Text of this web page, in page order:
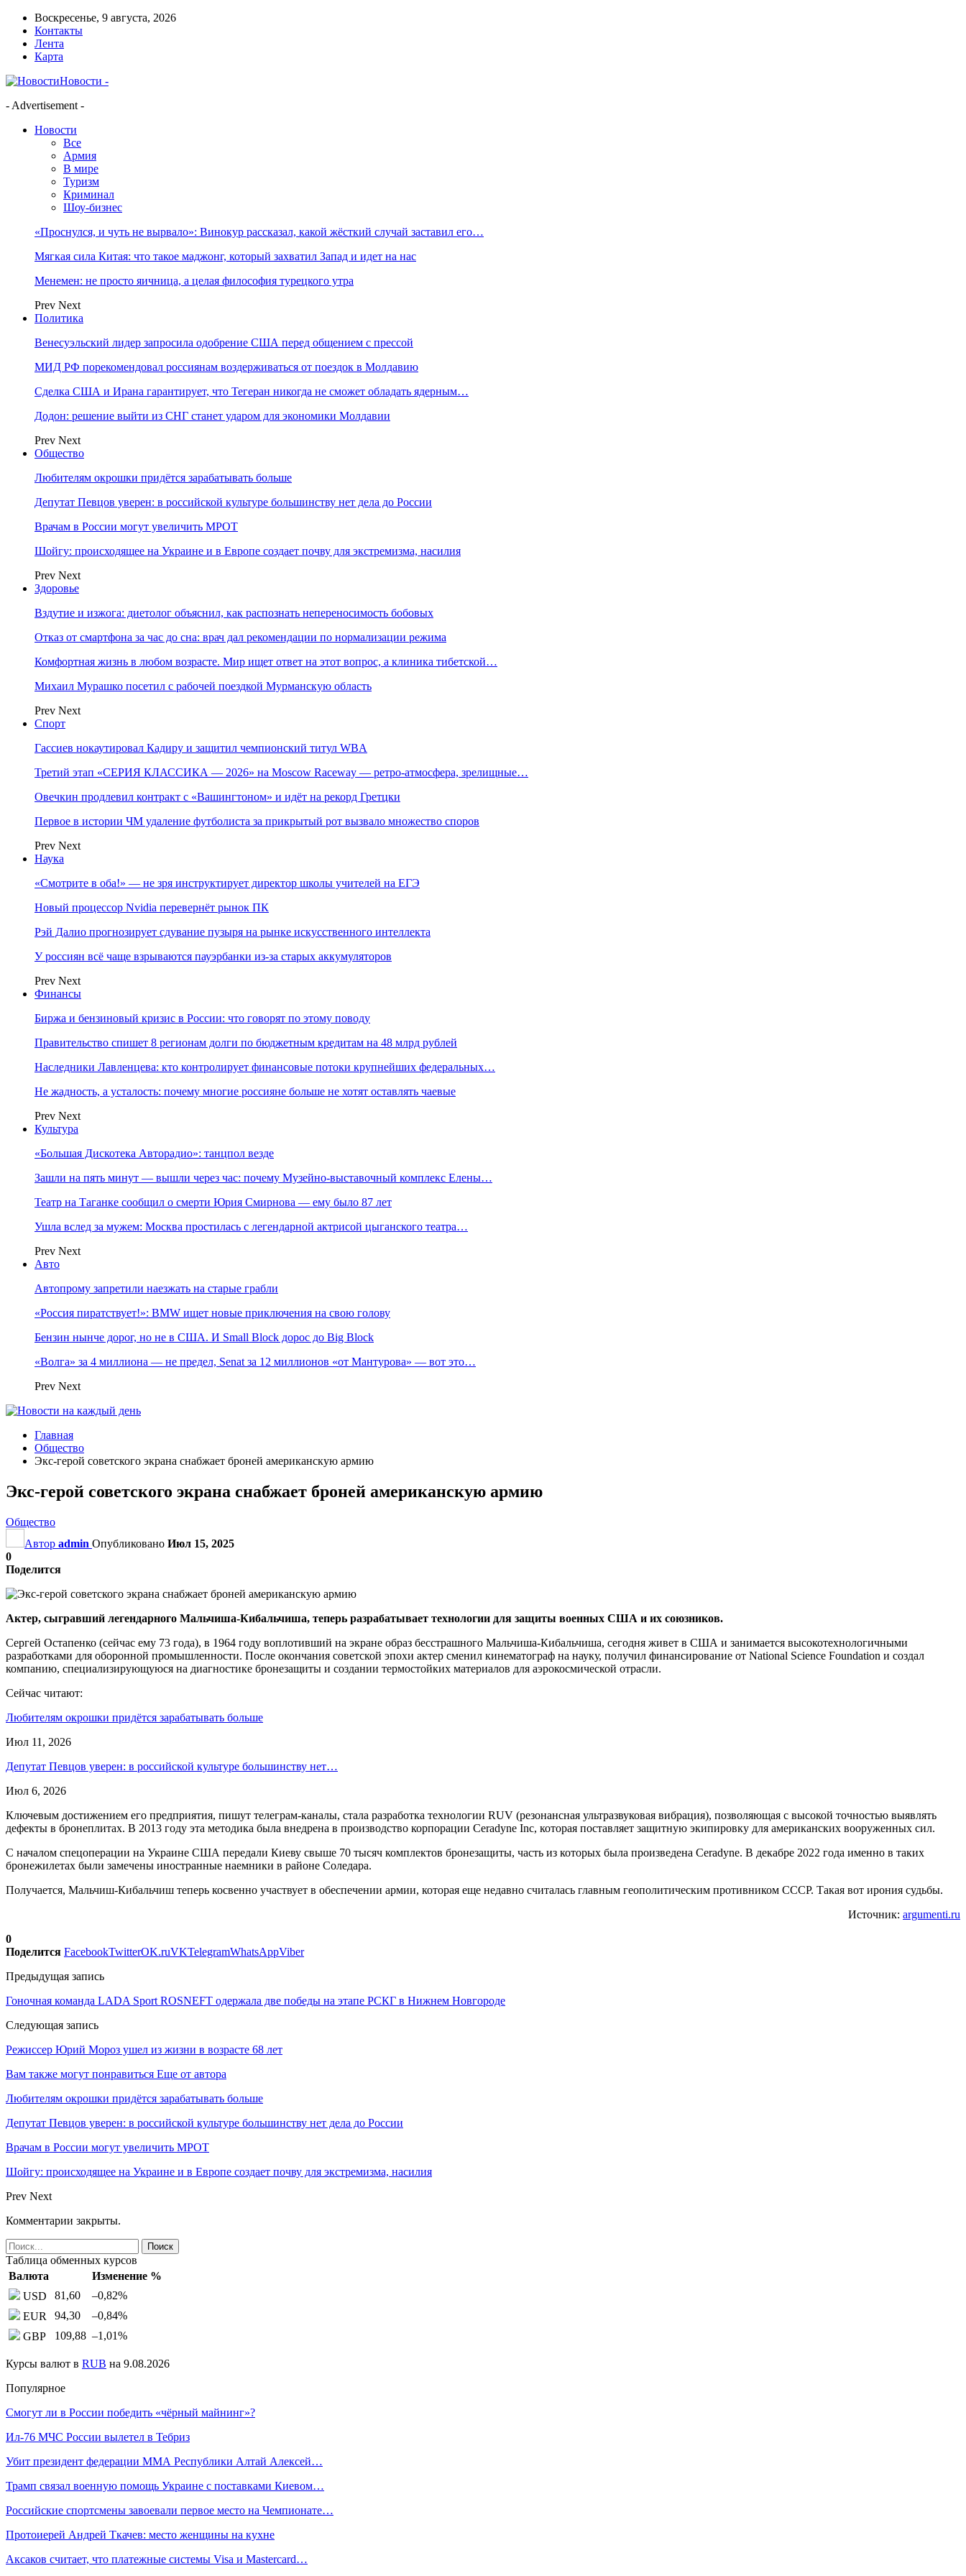
Воскресенье, 9 августа, 2026
Контакты
Лента
Карта
Новости -
- Advertisement -
Новости
Все
Армия
В мире
Туризм
Криминал
Шоу-бизнес
«Проснулся, и чуть не вырвало»: Винокур рассказал, какой жёсткий случай заставил его…
Мягкая сила Китая: что такое маджонг, который захватил Запад и идет на нас
Менемен: не просто яичница, а целая философия турецкого утра
Prev Next
Политика
Венесуэльский лидер запросила одобрение США перед общением с прессой
МИД РФ порекомендовал россиянам воздерживаться от поездок в Молдавию
Сделка США и Ирана гарантирует, что Тегеран никогда не сможет обладать ядерным…
Додон: решение выйти из СНГ станет ударом для экономики Молдавии
Prev Next
Общество
Любителям окрошки придётся зарабатывать больше
Депутат Певцов уверен: в российской культуре большинству нет дела до России
Врачам в России могут увеличить МРОТ
Шойгу: происходящее на Украине и в Европе создает почву для экстремизма, насилия
Prev Next
Здоровье
Вздутие и изжога: диетолог объяснил, как распознать непереносимость бобовых
Отказ от смартфона за час до сна: врач дал рекомендации по нормализации режима
Комфортная жизнь в любом возрасте. Мир ищет ответ на этот вопрос, а клиника тибетской…
Михаил Мурашко посетил с рабочей поездкой Мурманскую область
Prev Next
Спорт
Гассиев нокаутировал Кадиру и защитил чемпионский титул WBA
Третий этап «СЕРИЯ КЛАССИКА — 2026» на Moscow Raceway — ретро‑атмосфера, зрелищные…
Овечкин продлевил контракт с «Вашингтоном» и идёт на рекорд Гретцки
Первое в истории ЧМ удаление футболиста за прикрытый рот вызвало множество споров
Prev Next
Наука
«Смотрите в оба!» — не зря инструктирует директор школы учителей на ЕГЭ
Новый процессор Nvidia перевернёт рынок ПК
Рэй Далио прогнозирует сдувание пузыря на рынке искусственного интеллекта
У россиян всё чаще взрываются пауэрбанки из-за старых аккумуляторов
Prev Next
Финансы
Биржа и бензиновый кризис в России: что говорят по этому поводу
Правительство спишет 8 регионам долги по бюджетным кредитам на 48 млрд рублей
Наследники Лавленцева: кто контролирует финансовые потоки крупнейших федеральных…
Не жадность, а усталость: почему многие россияне больше не хотят оставлять чаевые
Prev Next
Культура
«Большая Дискотека Авторадио»: танцпол везде
Зашли на пять минут — вышли через час: почему Музейно-выставочный комплекс Елены…
Театр на Таганке сообщил о смерти Юрия Смирнова — ему было 87 лет
Ушла вслед за мужем: Москва простилась с легендарной актрисой цыганского театра…
Prev Next
Авто
Автопрому запретили наезжать на старые грабли
«Россия пиратствует!»: BMW ищет новые приключения на свою голову
Бензин нынче дорог, но не в США. И Small Block дорос до Big Block
«Волга» за 4 миллиона — не предел, Senat за 12 миллионов «от Мантурова» — вот это…
Prev Next
Главная
Общество
Экс-герой советского экрана снабжает броней американскую армию
Экс-герой советского экрана снабжает броней американскую армию
Общество
Автор admin Опубликовано Июл 15, 2025
0
Поделится
Актер, сыгравший легендарного Мальчиша-Кибальчиша, теперь разрабатывает технологии для защиты военных США и их союзников.
Сергей Остапенко (сейчас ему 73 года), в 1964 году воплотивший на экране образ бесстрашного Мальчиша-Кибальчиша, сегодня живет в США и занимается высокотехнологичными
разработками для оборонной промышленности. После окончания советской эпохи актер сменил кинематограф на науку, получил финансирование от National Science Foundation и создал
компанию, специализирующуюся на диагностике бронезащиты и создании термостойких материалов для аэрокосмической отрасли.
Сейчас читают:
Любителям окрошки придётся зарабатывать больше
Июл 11, 2026
Депутат Певцов уверен: в российской культуре большинству нет…
Июл 6, 2026
Ключевым достижением его предприятия, пишут телеграм-каналы, стала разработка технологии RUV (резонансная ультразвуковая вибрация), позволяющая с высокой точностью выявлять
дефекты в бронеплитах. В 2013 году эта методика была внедрена в производство корпорации Ceradyne Inc, которая поставляет защитную экипировку для американских вооруженных сил.
С началом спецоперации на Украине США передали Киеву свыше 70 тысяч комплектов бронезащиты, часть из которых была произведена Ceradyne. В декабре 2022 года именно в таких
бронежилетах были замечены иностранные наемники в районе Соледара.
Получается, Мальчиш-Кибальчиш теперь косвенно участвует в обеспечении армии, которая еще недавно считалась главным геополитическим противником СССР. Такая вот ирония судьбы.
Источник: argumenti.ru
0
Поделится FacebookTwitterOK.ruVKTelegramWhatsAppViber
Предыдущая запись
Гоночная команда LADA Sport ROSNEFT одержала две победы на этапе РСКГ в Нижнем Новгороде
Следующая запись
Режиссер Юрий Мороз ушел из жизни в возрасте 68 лет
Вам также могут понравиться Еще от автора
Любителям окрошки придётся зарабатывать больше
Депутат Певцов уверен: в российской культуре большинству нет дела до России
Врачам в России могут увеличить МРОТ
Шойгу: происходящее на Украине и в Европе создает почву для экстремизма, насилия
Prev Next
Комментарии закрыты.
Таблица обменных курсов
Валюта
Изменение %
USD
81,60 –0,82%
EUR
94,30 –0,84%
GBP
109,88 –1,01%
Курсы валют в RUB на 9.08.2026
Популярное
Смогут ли в России победить «чёрный майнинг»?
Ил-76 МЧС России вылетел в Тебриз
Убит президент федерации ММА Республики Алтай Алексей…
Трамп связал военную помощь Украине с поставками Киевом…
Российские спортсмены завоевали первое место на Чемпионате…
Протоиерей Андрей Ткачев: место женщины на кухне
Аксаков cчитает, что платежные системы Visa и Mastercard…